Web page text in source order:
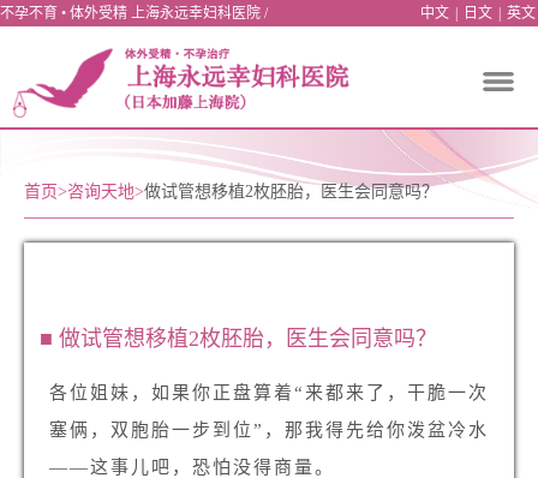
不孕不育 • 体外受精 上海永远幸妇科医院 / 中文 日文 英文
首页>咨询天地>做试管想移植2枚胚胎，医生会同意吗？
■ 做试管想移植2枚胚胎，医生会同意吗？
各位姐妹，如果你正盘算着“来都来了，干脆一次
塞俩，双胞胎一步到位”，那我得先给你泼盆冷水
——这事儿吧，恐怕没得商量。